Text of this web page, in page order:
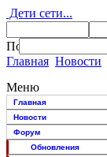
Дети сети...
Главная Новости
Меню
Главная
Новости
Форум
Обновления